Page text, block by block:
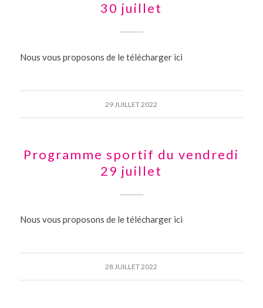
30 juillet
Nous vous proposons de le télécharger ici
29 JUILLET 2022
Programme sportif du vendredi
29 juillet
Nous vous proposons de le télécharger ici
28 JUILLET 2022